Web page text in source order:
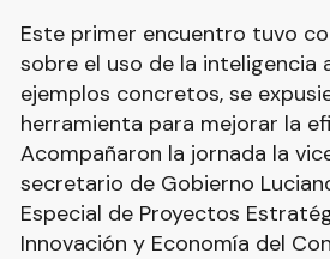
Este primer encuentro tuvo
sobre el uso de la inteligencia
ejemplos concretos, se
herramienta para mejorar la
Acompañaron la jornada la
secretario de Gobierno
Especial de Proyectos
Innovación y Economía del